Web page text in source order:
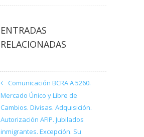
ENTRADAS
RELACIONADAS
Comunicación BCRA A 5260.
Mercado Único y Libre de
Cambios. Divisas. Adquisición.
Autorización AFIP. Jubilados
inmigrantes. Excepción. Su